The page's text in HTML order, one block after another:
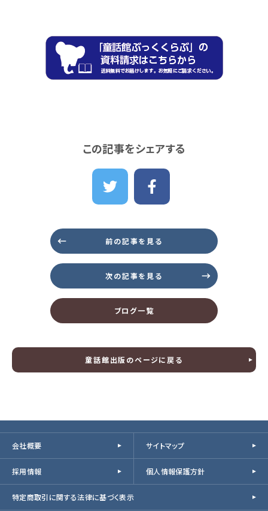
この記事をシェアする
前の記事を見る
ブログ一覧
次の記事を見る
童話館出版のページに戻る
会社概要 サイトマップ
採用情報 個人情報保護方針
特定商取引に関する法律に基づく表示